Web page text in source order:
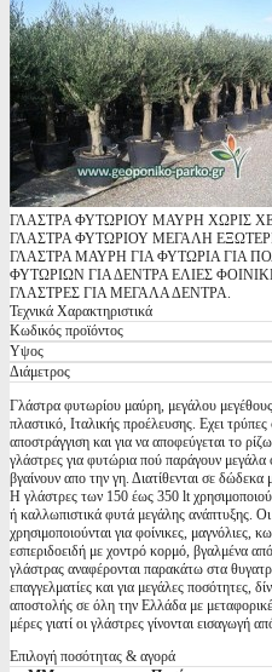
ΓΛΑΣΤΡΑ ΦΥΤΩΡΙΟΥ ΜΑΥΡΗ ΧΩΡΙΣ
ΓΛΑΣΤΡΑ ΦΥΤΩΡΙΟΥ ΜΕΓΑΛΗ
ΓΛΑΣΤΡΑ ΜΑΥΡΗ ΓΙΑ ΦΥΤΩΡΙΑ ΓΙΑ
ΦΥΤΩΡΙΩΝ ΓΙΑ ΔΕΝΤΡΑ ΕΛΙΕΣ
ΓΛΑΣΤΡΕΣ ΓΙΑ ΜΕΓΑΛΑ ΔΕΝΤΡΑ.
Τεχνικά Χαρακτηριστικά
Κωδικός προϊόντος
Υψος
Διάμετρος
Γλάστρα φυτωρίου μαύρη, μεγάλου
πλαστικό, Ιταλικής προέλευσης. Εχει
αποστράγγιση και για να αποφεύγεται το
γλάστρες για φυτώρια πού παράγουν
βγαίνουν απο την γη. Διατίθενται σε
Η γλάστρες των 150 έως 350 lt
ή καλλωπιστικά φυτά μεγάλης ανάπτυξης.
χρησιμοποιούνται για φοίνικες, μαγνόλιες,
εσπεριδοειδή με χοντρό κορμό, βγαλμένα
γλάστρας αναφέρονται παρακάτω στα
επαγγελματίες και για μεγάλες ποσότητες,
αποστολής σε όλη την Ελλάδα με
μέρες γιατί οι γλάστρες γίνονται εισαγωγή
Επιλογή ποσότητας & αγορά